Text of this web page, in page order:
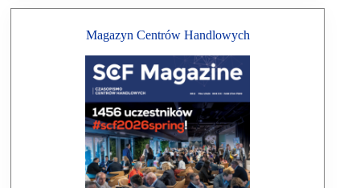
Magazyn Centrów Handlowych